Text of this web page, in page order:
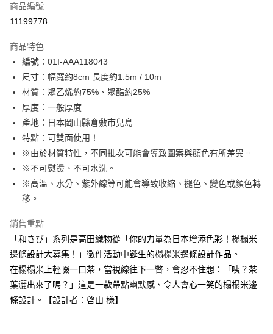
超商取貨付款
Apple Pay
街口支付
Google Pay
大哥付你分期
相關說明
【大哥付你分期使用說明】
1.本服務由台灣大哥大提供，台灣大哥大用戶可立即使用無須另外申請。
流程，驗證手機門號後，選擇欲分期的期數、繳款截止日，確認付款後即完
成交易。
4.訂單成立30分鐘內，如未前往確認交易或遇審核未通過，訂單將自動取
法說明評估內容。
【繳款方式說明】
1.分期款項不併入電信帳單，「大哥付你分期」於每月結算日後寄送繳費提
醒簡訊。
2.透過簡訊連結打開帳單後，可選擇「超商條碼／台灣大直營門市／銀行轉
帳／街口支付／iPASS MONEY」等通路繳費。
AFTEE先享後付
相關說明
【關於「AFTEE先享後付」】
AFTEE先享後付是「在收到商品之後才付款」的支付方式。 讓您購物簡單
１．簡單：不需註冊會員、不需綁卡、不需儲值。
２．便利：只要手機號碼，簡訊認證，即可結帳。
【「AFTEE先享後付」結帳流程】
１．於結帳方式選擇「AFTEE先享後付」後，將跳轉至「AFTEE先享後付」
結帳頁面，進行簡訊認證並確認金額後，即可完成結帳。
２．訂單成立數日內，您將收到繳費通知簡訊。
ATM付款
全家取貨付款
每筆NT$65，滿NT$1,500(含以上)免運費
7-11取貨付款
每筆NT$65，滿NT$1,500(含以上)免運費
商品編號
11199778
商品特色
編號：01I-AAA118043
尺寸：幅寬約8cm 長度約1.5m / 10m
材質：聚乙烯約75%、聚酯約25%
厚度：一般厚度
產地：日本岡山縣倉敷市兒島
特點：可雙面使用！
※由於材質特性，不同批次可能會導致圖案與顏色有所差異。
※不可熨燙、不可水洗。
※高溫、水分、紫外線等可能會導致收縮、褪色、變色或顏色轉
移。
銷售重點
「和さび」系列是高田織物從「你的力量為日本增添色彩！榻榻米
邊條設計大募集！」徵件活動中誕生的榻榻米邊條設計作品。——
在榻榻米上輕啜一口茶，當視線往下一瞥，會忍不住想：「咦？茶
葉灑出來了嗎？」這是一款帶點幽默感、令人會心一笑的榻榻米邊
條設計。【設計者：啓山 様】